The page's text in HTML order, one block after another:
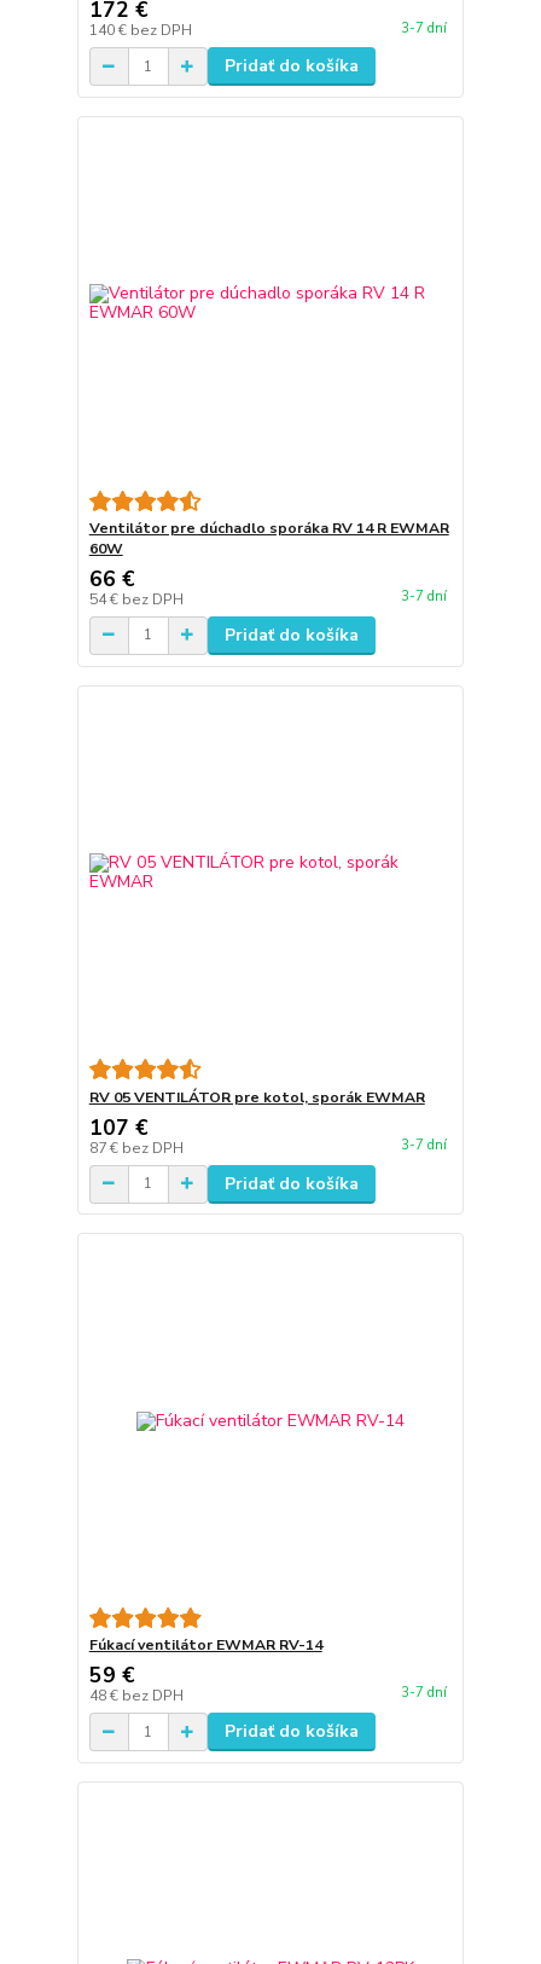
172 €
140 € bez DPH 3-7 dní
Pridať do košíka
Ventilátor pre dúchadlo sporáka RV 14 R EWMAR
60W
66 €
54 € bez DPH 3-7 dní
Pridať do košíka
RV 05 VENTILÁTOR pre kotol, sporák EWMAR
107 €
87 € bez DPH 3-7 dní
Pridať do košíka
Fúkací ventilátor EWMAR RV-14
59 €
48 € bez DPH 3-7 dní
Pridať do košíka